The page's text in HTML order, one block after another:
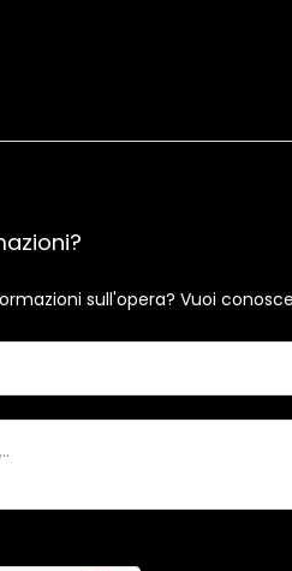
sull'opera? Vuoi